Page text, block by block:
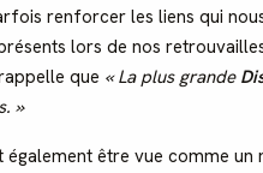
renforcer les liens qui
lors de nos
que « La plus grande
»
également être vue comme